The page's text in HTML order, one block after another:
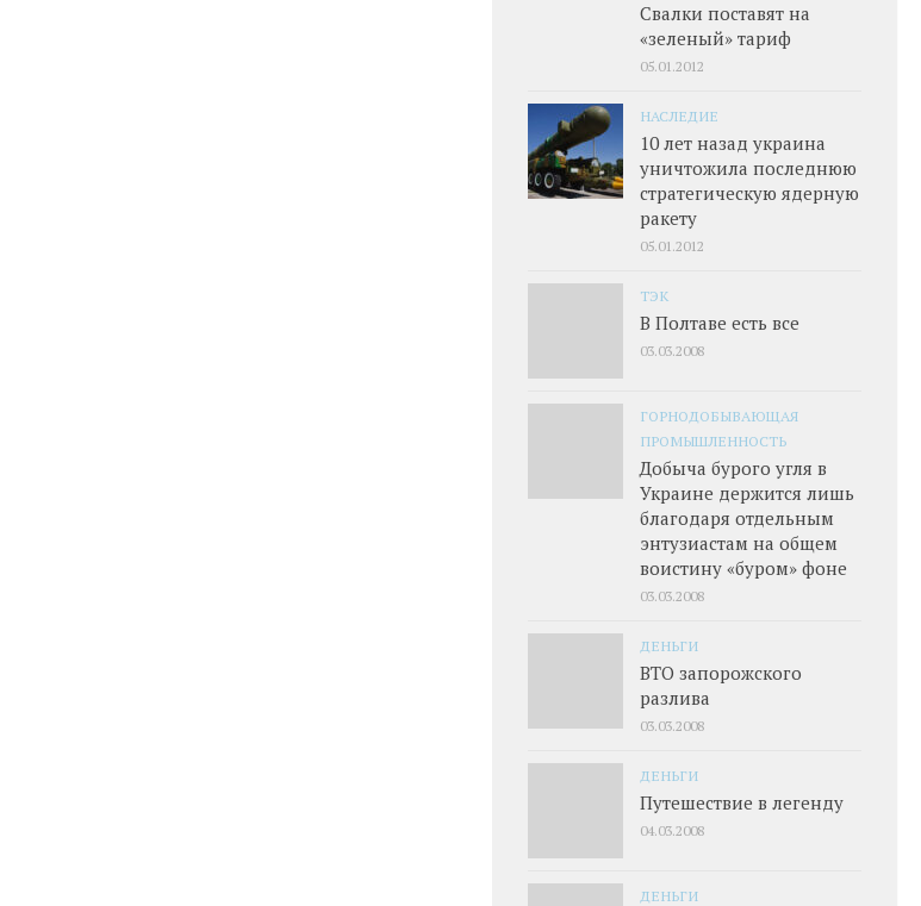
Свалки поставят на
«зеленый» тариф
05.01.2012
НАСЛЕДИЕ
10 лет назад украина
уничтожила последнюю
стратегическую ядерную
ракету
05.01.2012
ТЭК
В Полтаве есть все
03.03.2008
ГОРНОДОБЫВАЮЩАЯ
ПРОМЫШЛЕННОСТЬ
Добыча бурого угля в
Украине держится лишь
благодаря отдельным
энтузиастам на общем
воистину «буром» фоне
03.03.2008
ДЕНЬГИ
ВТО запорожского
разлива
03.03.2008
ДЕНЬГИ
Путешествие в легенду
04.03.2008
ДЕНЬГИ